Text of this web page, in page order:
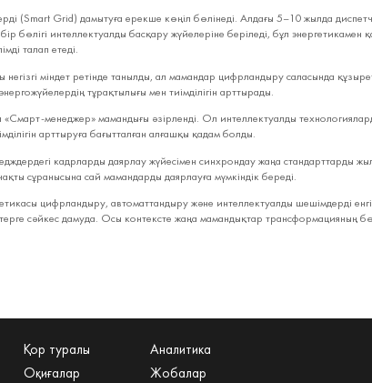
(Smart Grid) дамытуға ерекше көңіл бөлінеді. Алдағы 5–10 жылда
бөлігі интеллектуалды басқару жүйелеріне беріледі, бұл энергетикамен
талап етеді.
міндет ретінде танылды, ал мамандар цифрландыру саласында
тұрақтылығы мен тиімділігін арттырады.
мамандығы әзірленді. Ол интеллектуалды
арттыруға бағытталған алғашқы қадам болды.
кадрларды даярлау жүйесімен синхрондау жаңа стандарттарды
сұранысына сай мамандарды даярлауға мүмкіндік береді.
цифрландыру, автоматтандыру және интеллектуалды шешімдерді
сәйкес дамуда. Осы контексте жаңа мамандықтар трансформацияның
Қор туралы
Аналитика
Оқиғалар
Жобалар